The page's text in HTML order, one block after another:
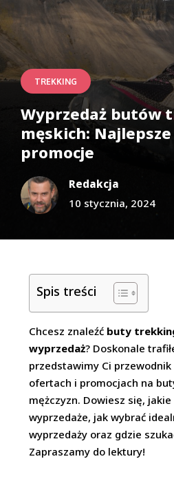
TREKKING
Wyprzedaż butów
męskich:
promocje
Redakcja
10 stycznia, 2024
Spis treści
Chcesz znaleźć buty
wyprzedaż? Doskonale
przedstawimy Ci
ofertach i promocjach na
mężczyzn. Dowiesz się,
wyprzedaże, jak wybrać
wyprzedaży oraz gdzie
Zapraszamy do lektury!